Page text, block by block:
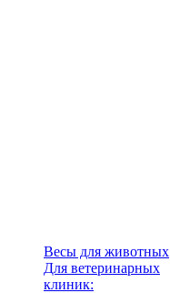
Весы для животных
Для ветеринарных
клиник: